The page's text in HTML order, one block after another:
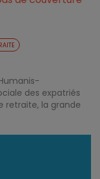
des expatriés
retraite, la grande